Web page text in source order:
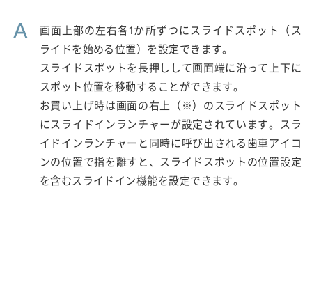
A
画面上部の左右各1か所ずつにスライドスポット（ス
ライドを始める位置）を設定できます。
スライドスポットを長押しして画面端に沿って上下に
スポット位置を移動することができます。
お買い上げ時は画面の右上（※）のスライドスポット
にスライドインランチャーが設定されています。スラ
イドインランチャーと同時に呼び出される歯車アイコ
ンの位置で指を離すと、スライドスポットの位置設定
を含むスライドイン機能を設定できます。